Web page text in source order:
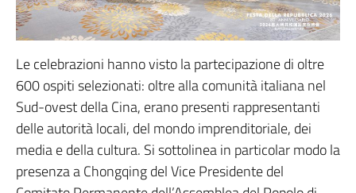
Le celebrazioni hanno visto la partecipazione di oltre
600 ospiti selezionati: oltre alla comunità italiana nel
Sud-ovest della Cina, erano presenti rappresentanti
delle autorità locali, del mondo imprenditoriale, dei
media e della cultura. Si sottolinea in particolar modo la
presenza a Chongqing del Vice Presidente del